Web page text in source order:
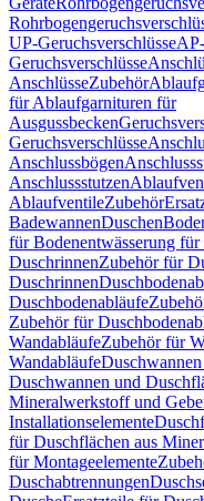
UP-Geruchsverschlüsse
Geruchsverschlüsse
AnschlüsseZubehör
für Ablaufgarnituren für
Ausgussbecken
Geruchsverschlüsse
Anschlussbögen
Anschlussstutzen
AblaufventileZubehör
BadewannenDuschen
für Bodenentwässerung für
DuschrinnenZubehör für
Duschrinnen
Duschbodenabläufe
Zubehör für
WandabläufeZubehör für
Wandabläufe
Duschwannen und
Mineralwerkstoff und
Installationselemente
für Duschflächen aus
für Montageelemente
Duschabtrennungen